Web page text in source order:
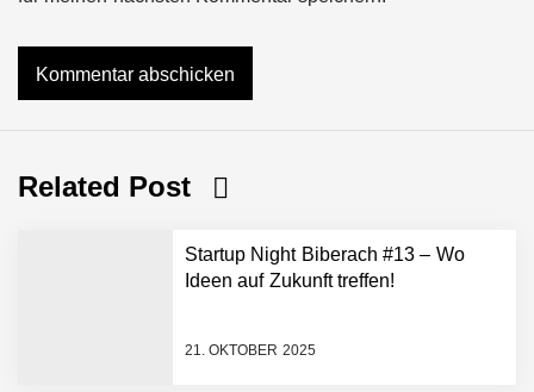
Related Post
Startup Night Biberach #13 – Wo
Ideen auf Zukunft treffen!
21. OKTOBER 2025